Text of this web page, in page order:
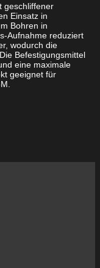
geschliffener
Einsatz in
Bohren in
Aufnahme reduziert
wodurch die
Befestigungsmittel
eine maximale
geeignet für